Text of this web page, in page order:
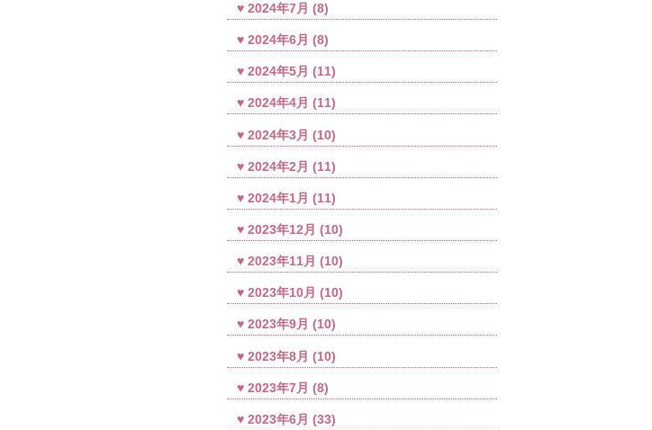
2024年7月 (8)
2024年6月 (8)
2024年5月 (11)
2024年4月 (11)
2024年3月 (10)
2024年2月 (11)
2024年1月 (11)
2023年12月 (10)
2023年11月 (10)
2023年10月 (10)
2023年9月 (10)
2023年8月 (10)
2023年7月 (8)
2023年6月 (33)